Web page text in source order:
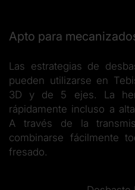
Apto para
Las estrategias de
pueden utilizarse en
3D y de 5 ejes. La
rápidamente incluso a
A través de la
combinarse fácilmente
fresado.